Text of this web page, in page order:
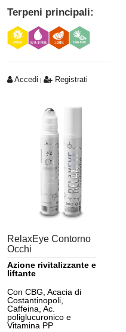
Terpeni principali:
Accedi Registrati
RelaxEye Contorno
Occhi
Azione rivitalizzante e
liftante
Con CBG, Acacia di
Costantinopoli,
Caffeina, Ac.
poliglucuronico e
Vitamina PP